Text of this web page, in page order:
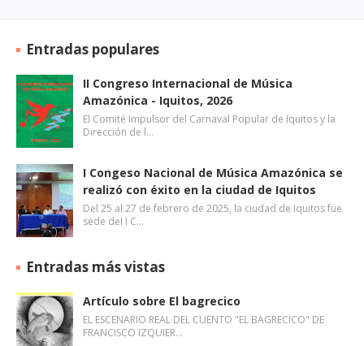
Entradas populares
II Congreso Internacional de Música
Amazónica - Iquitos, 2026
El Comité Impulsor del Carnaval Popular de Iquitos y la
Dirección de l…
I Congeso Nacional de Música Amazónica se
realizó con éxito en la ciudad de Iquitos
Del 25 al 27 de febrero de 2025, la ciudad de Iquitos fue
sede del I C…
Entradas más vistas
Artículo sobre El bagrecico
EL ESCENARIO REAL DEL CUENTO "EL BAGRECICO" DE
FRANCISCO IZQUIER…